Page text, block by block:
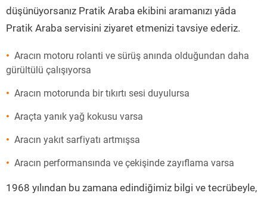
düşünüyorsanız Pratik Araba ekibini aramanızı yâda
Pratik Araba servisini ziyaret etmenizi tavsiye ederiz.
Aracın motoru rolanti ve sürüş anında olduğundan daha
gürültülü çalışıyorsa
Aracın motorunda bir tıkırtı sesi duyulursa
Araçta yanık yağ kokusu varsa
Aracın yakıt sarfiyatı artmışsa
Aracın performansında ve çekişinde zayıflama varsa
1968 yılından bu zamana edindiğimiz bilgi ve tecrübeyle,